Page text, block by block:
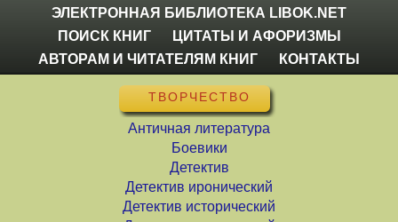
ЭЛЕКТРОННАЯ БИБЛИОТЕКА LIBOK.NET
ПОИСК КНИГ
ЦИТАТЫ И АФОРИЗМЫ
АВТОРАМ И ЧИТАТЕЛЯМ КНИГ
КОНТАКТЫ
ТВОРЧЕСТВО
Античная литература
Боевики
Детектив
Детектив иронический
Детектив исторический